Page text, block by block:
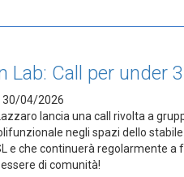
Lab: Call per under
30/04/2026
lancia una call rivolta a
negli spazi dello
e che continuerà regolarmente a
di comunità!